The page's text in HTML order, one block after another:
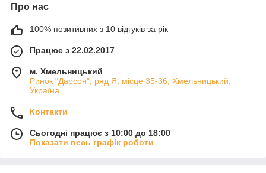
Про нас
100% позитивних з 10 відгуків за рік
Працює з 22.02.2017
м. Хмельницький
Ринок "Дарсон", ряд Я, місце 35-36, Хмельницький,
Україна
Контакти
Сьогодні працює з 10:00 до 18:00
Показати весь графік роботи